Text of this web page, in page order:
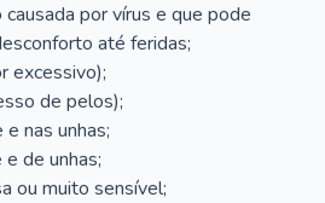
causada por vírus e que pode
até feridas;
excessivo);
de pelos);
nas unhas;
de unhas;
ou muito sensível;